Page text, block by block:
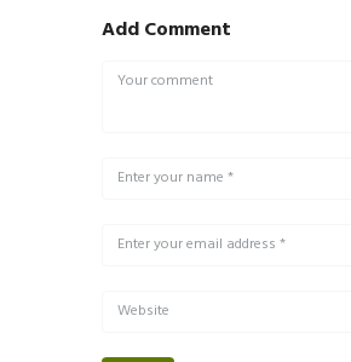
Add Comment